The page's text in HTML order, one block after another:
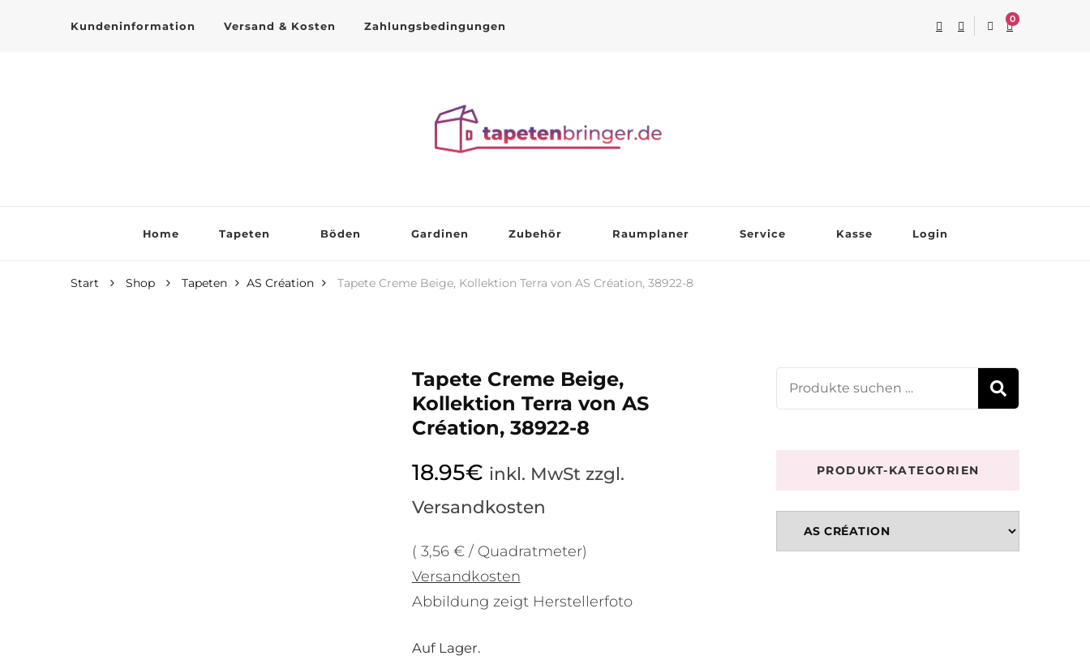
Kundeninformation Versand & Kosten Zahlungsbedingungen
0
Home Tapeten Böden Gardinen Zubehör Raumplaner Service Kasse Login
Start Shop Tapeten AS Création Tapete Creme Beige, Kollektion Terra von AS Création, 38922-8
Tapete Creme Beige,
Kollektion Terra von AS
Création, 38922-8
18.95€ inkl. MwSt zzgl.
Versandkosten
( 3,56 € / Quadratmeter)
Versandkosten
Abbildung zeigt Herstellerfoto
Auf Lager.
Suchen
nach:
PRODUKT-KATEGORIEN